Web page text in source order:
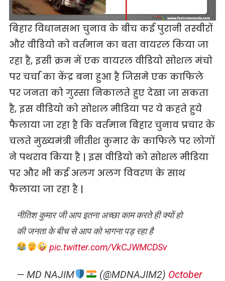
बिहार विधानसभा चुनाव के बीच कई पुरानी तस्‍वीरों
और वीडियो को वर्तमान का बता वायरल किया जा
रहा है, इसी क्रम में एक वायरल वीडियो सोशल मंचो
पर चर्चा का केंद्र बना हुआ है जिसमे एक काफिले
पर जनता को गुस्‍सा निकालते हुए देखा जा सकता
है, इस वीडियो को सोशल मीडिया पर ये कहते हुये
फैलाया जा रहा है कि वर्तमान बिहार चुनाव प्रचार के
चलते मुख्‍यमंत्री नीतीश कुमार के काफिले पर लोगों
ने पथराव किया है | इस वीडियो को सोशल मीडिया
पर और भी कई अलग अलग विवरण के साथ
फैलाया जा रहा है |
नीतिश कुमार जी आप इतना अच्छा काम करते ही क्यों हो
की जनता के बीच से आप को भागना पड़ रहा है
pic.twitter.com/VkCJWMCDSv
— MD NAJIM (@MDNAJIM2) October